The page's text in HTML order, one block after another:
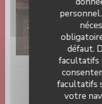
défaut.
facultatifs
facultatifs
votre